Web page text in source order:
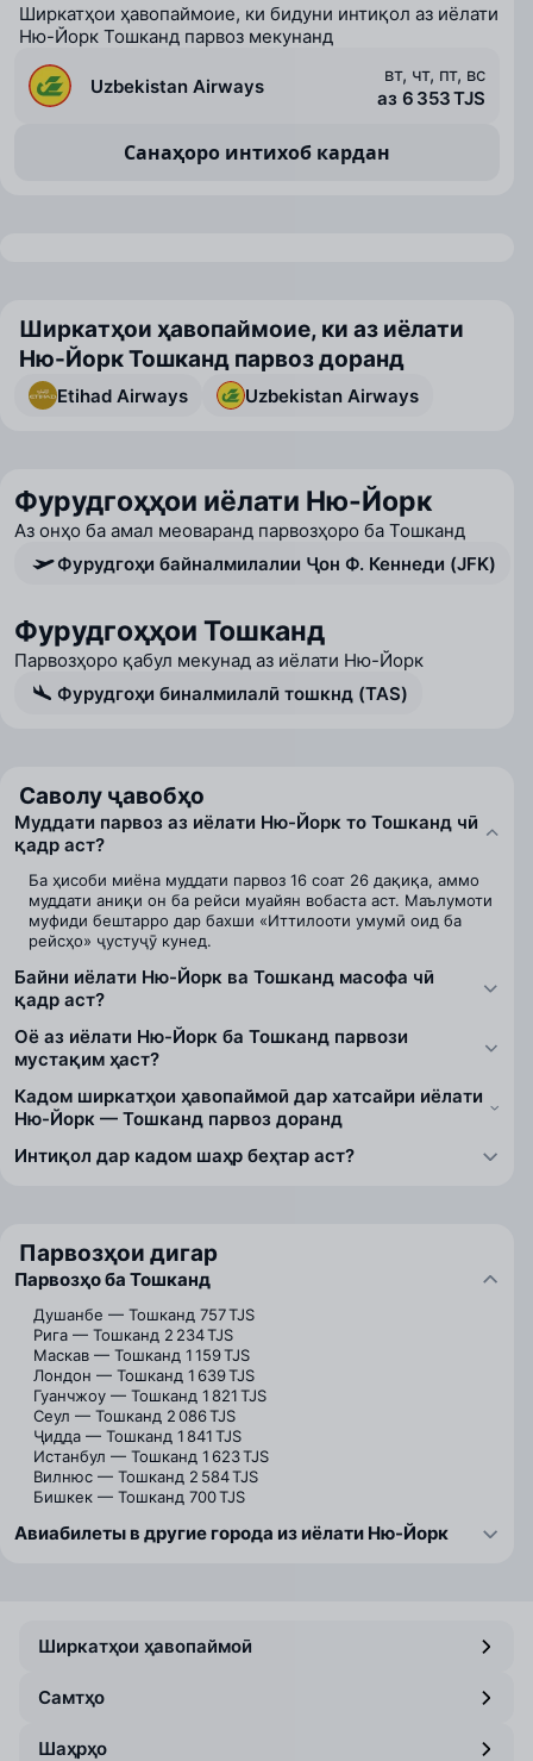
Ширкатҳои ҳавопаймоие, ки бидуни интиқол аз иёлати
Ню-Йорк Тошканд парвоз мекунанд
Uzbekistan Airways
вт, чт, пт, вс
аз 6 353 TJS
Санаҳоро интихоб кардан
Ширкатҳои ҳавопаймоие, ки аз иёлати
Ню-Йорк Тошканд парвоз доранд
Etihad Airways Uzbekistan Airways
Фурудгоҳҳои иёлати Ню-Йорк
Аз онҳо ба амал меоваранд парвозҳоро ба Тошканд
Фурудгоҳи байналмилалии Ҷон Ф. Кеннеди (JFK)
Фурудгоҳҳои Тошканд
Парвозҳоро қабул мекунад аз иёлати Ню-Йорк
Фурудгоҳи биналмилалӣ тошкнд (TAS)
Саволу ҷавобҳо
Муддати парвоз аз иёлати Ню-Йорк то Тошканд чӣ
қадр аст?
Ба ҳисоби миёна муддати парвоз 16 соат 26 дақиқа, аммо
муддати аниқи он ба рейси муайян вобаста аст. Маълумоти
муфиди бештарро дар бахши «Иттилооти умумӣ оид ба
рейсҳо» ҷустуҷӯ кунед.
Байни иёлати Ню-Йорк ва Тошканд масофа чӣ
қадр аст?
Оё аз иёлати Ню-Йорк ба Тошканд парвози
мустақим ҳаст?
Кадом ширкатҳои ҳавопаймоӣ дар хатсайри иёлати
Ню-Йорк — Тошканд парвоз доранд
Интиқол дар кадом шаҳр беҳтар аст?
Парвозҳои дигар
Парвозҳо ба Тошканд
Душанбе — Тошканд 757 TJS
Рига — Тошканд 2 234 TJS
Маскав — Тошканд 1 159 TJS
Лондон — Тошканд 1 639 TJS
Гуанчжоу — Тошканд 1 821 TJS
Сеул — Тошканд 2 086 TJS
Ҷидда — Тошканд 1 841 TJS
Истанбул — Тошканд 1 623 TJS
Вилнюс — Тошканд 2 584 TJS
Бишкек — Тошканд 700 TJS
Авиабилеты в другие города из иёлати Ню-Йорк
Ширкатҳои ҳавопаймоӣ
Самтҳо
Шаҳрҳо